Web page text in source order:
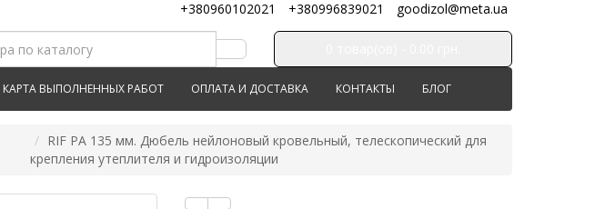
+380960102021 +380996839021
goodizol@meta.ua
КАРТА ВЫПОЛНЕННЫХ РАБОТ ОПЛАТА И ДОСТАВКА КОНТАКТЫ БЛОГ
RIF PA 135 мм. Дюбель нейлоновый кровельный, телескопический для
крепления утеплителя и гидроизоляции